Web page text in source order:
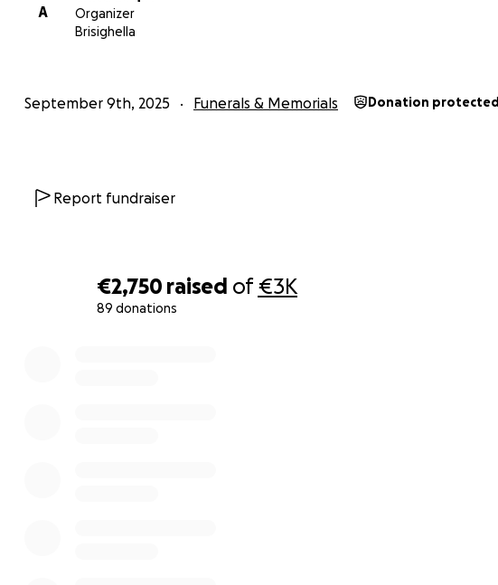
€2,750 raised of€3K
89 donations
A
Organizer
Brisighella
September 9th, 2025 Funerals & Memorials Donation protected
Report fundraiser